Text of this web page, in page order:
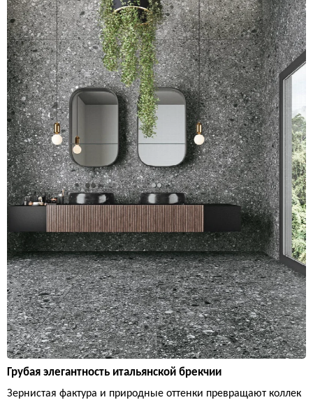
Грубая элегантность итальянской брекчии
Зернистая фактура и природные оттенки превращают коллек